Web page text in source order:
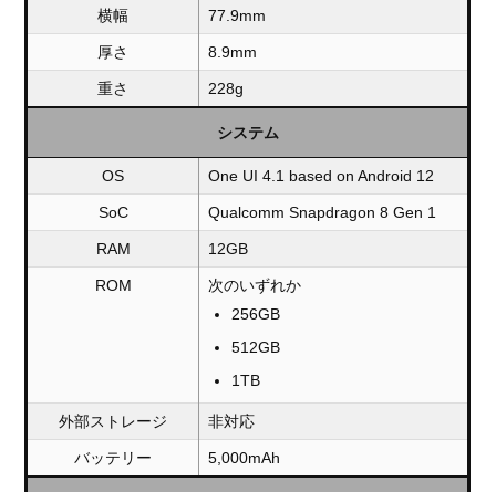
横幅 77.9mm
厚さ 8.9mm
重さ 228g
システム
OS One UI 4.1 based on Android 12
SoC Qualcomm Snapdragon 8 Gen 1
RAM 12GB
ROM
次のいずれか
256GB
512GB
1TB
外部ストレージ 非対応
バッテリー 5,000mAh